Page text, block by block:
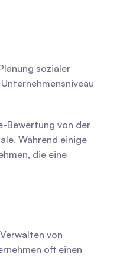
sozialer
Bewertung von der
Während einige
die eine
von
oft einen